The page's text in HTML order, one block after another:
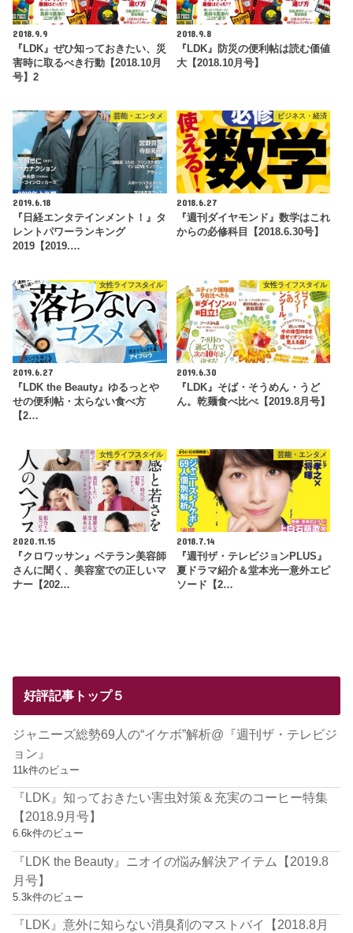
2018.9.9
『LDK』ぜひ知っておきたい、災
害時に取るべき行動【2018.10月
号】2
2018.9.8
『LDK』防災の便利帖は読む価値
大【2018.10月号】
芸能・エンタメ
2019.6.18
『日経エンタテインメント！』タ
レントパワーランキング
2019【2019.…
ビジネス・経済
2018.6.27
『週刊ダイヤモンド』数学はこれ
からの必修科目【2018.6.30号】
女性ライフスタイル
2019.6.27
『LDK the Beauty』ゆるっとや
せの便利帖・太らない食べ方
【2…
女性ライフスタイル
2019.6.30
『LDK』そば・そうめん・うど
ん。乾麺食べ比べ【2019.8月号】
女性ライフスタイル
2020.11.15
『クロワッサン』ベテラン美容師
さんに聞く、美容室での正しいマ
ナー【202…
芸能・エンタメ
2018.7.14
『週刊ザ・テレビジョンPLUS』
夏ドラマ紹介＆堂本光一意外エピ
ソード【2…
好評記事トップ５
ジャニーズ総勢69人の“イケボ”解析@『週刊ザ・テレビジ
ョン』
11k件のビュー
『LDK』知っておきたい害虫対策＆充実のコーヒー特集
【2018.9月号】
6.6k件のビュー
『LDK the Beauty』ニオイの悩み解決アイテム【2019.8
月号】
5.3k件のビュー
『LDK』意外に知らない消臭剤のマストバイ【2018.8月